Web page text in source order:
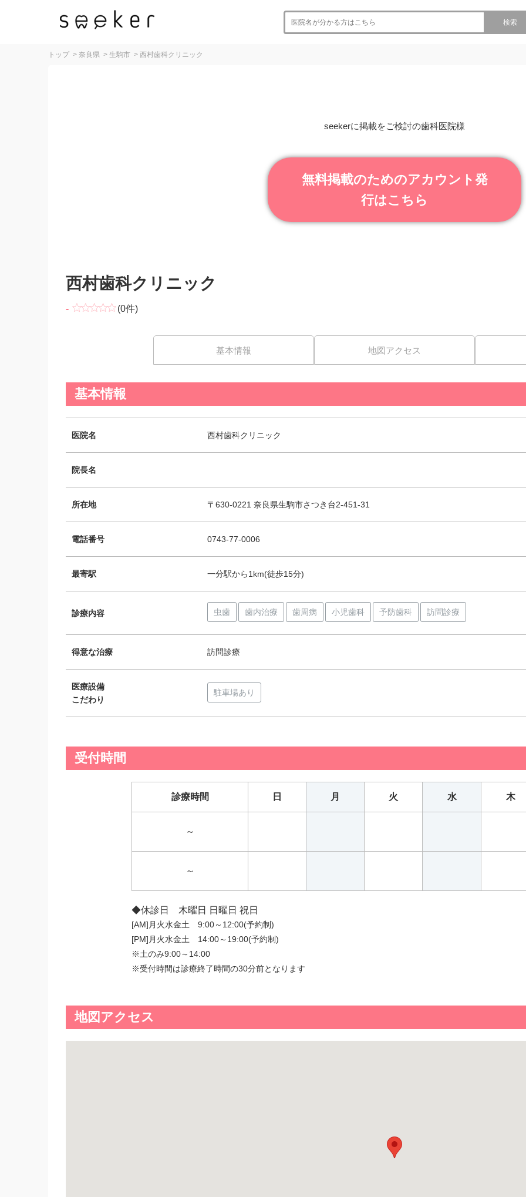
検索
トップ > 奈良県 > 生駒市 > 西村歯科クリニック
seekerに掲載をご検討の歯科医院様
無料掲載のためのアカウント発
行はこちら
西村歯科クリニック
- (0件)
基本情報 地図アクセス
基本情報
医院名 西村歯科クリニック
院長名
所在地 〒630-0221 奈良県生駒市さつき台2-451-31
電話番号 0743-77-0006
最寄駅 一分駅から1km(徒歩15分)
診療内容 虫歯 歯内治療 歯周病 小児歯科 予防歯科 訪問診療
得意な治療 訪問診療
医療設備
こだわり
駐車場あり
受付時間
診療時間 日 月 火 水 木
～
～
◆休診日 木曜日 日曜日 祝日
[AM]月火水金土 9:00～12:00(予約制)
[PM]月火水金土 14:00～19:00(予約制)
※土のみ9:00～14:00
※受付時間は診療終了時間の30分前となります
地図アクセス